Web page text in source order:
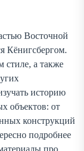
Восточной
Кёнигсбергом.
стиле, а также
историю
объектов: от
конструкций
подробнее